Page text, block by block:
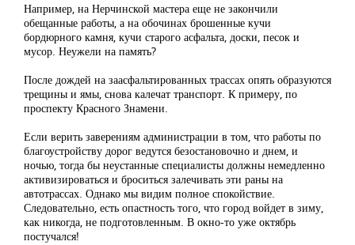
Например, на Нерчинской мастера еще не закончили
обещанные работы, а на обочинах брошенные кучи
бордюрного камня, кучи старого асфальта, доски, песок и
мусор. Неужели на память?
После дождей на заасфальтированных трассах опять образуются
трещины и ямы, снова калечат транспорт. К примеру, по
проспекту Красного Знамени.
Если верить заверениям администрации в том, что работы по
благоустройству дорог ведутся безостановочно и днем, и
ночью, тогда бы неустанные специалисты должны немедленно
активизироваться и броситься залечивать эти раны на
автотрассах. Однако мы видим полное спокойствие.
Следовательно, есть опастность того, что город войдет в зиму,
как никогда, не подготовленным. В окно-то уже октябрь
постучался!